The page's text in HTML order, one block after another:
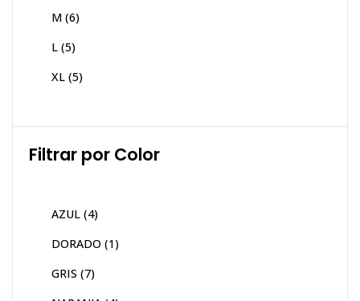
M (6)
L (5)
XL (5)
Filtrar por Color
AZUL (4)
DORADO (1)
GRIS (7)